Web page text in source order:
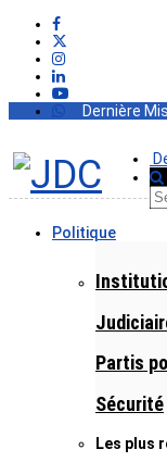
Dernière
Politique
Partis
Sécurité
Les plus